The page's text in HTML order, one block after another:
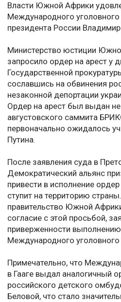
Власти Южной Африки
Международного
президента России
Министерство юстиции
запросило ордер на арест у
Государственной
сославшись на обвинения
незаконной депортации
Ордер на арест был выдан
августовского саммита
первоначально ожидалось
Путина.
После заявления суда в
Демократический альянс
привести в исполнение
ступит на территорию
правительство Южной
согласие с этой просьбой,
приверженности
Международного уголовного
Примечательно, что
в Гааге выдал аналогичный
российского детского
Беловой, что стало